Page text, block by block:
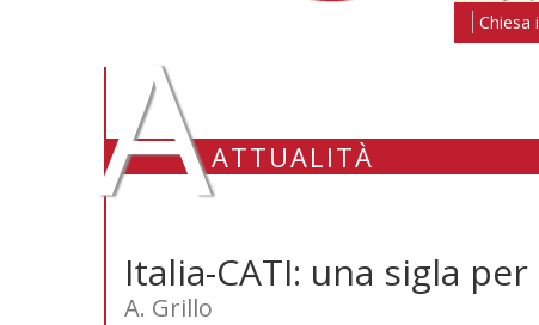
Chiesa
AATTUALITÀ
Italia-CATI: una sigla
A. Grillo